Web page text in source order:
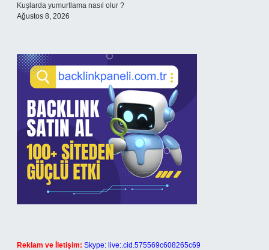
Kuşlarda yumurtlama nasıl olur ?
Ağustos 8, 2026
Reklam ve İletişim: Skype: live:.cid.575569c608265c69